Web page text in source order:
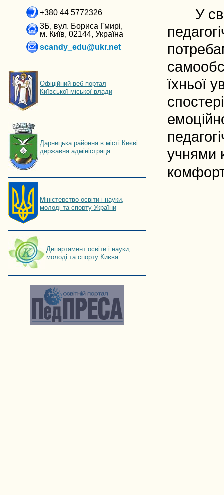
+380 44 5772326
3Б, вул. Бориса Гмирі,
м. Київ, 02144, Україна
scandy_edu@ukr.net
Офіційний веб-портал
Київської міської влади
Дарницька районна в місті Києві
державна адміністраця
Мiнiстерство освiти і науки,
молоді та спорту України
Департамент освіти і науки,
молоді та спорту Києва
У
їхньої
учнями